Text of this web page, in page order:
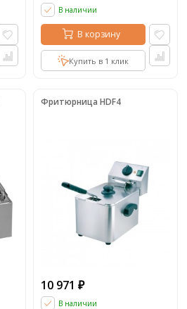
В наличии
В корзину
Купить в 1 клик
Фритюрница HDF4
10 971 ₽
В наличии